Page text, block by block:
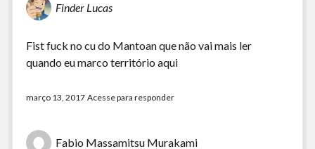
Finder Lucas
Fist fuck no cu do Mantoan que não vai mais ler
quando eu marco território aqui
março 13, 2017 Acesse para responder
Fabio Massamitsu Murakami